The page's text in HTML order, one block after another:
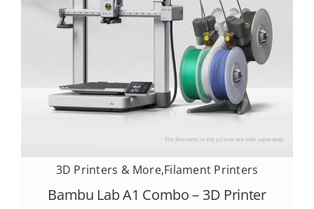
3D Printers & More,Filament Printers
Bambu Lab A1 Combo – 3D Printer